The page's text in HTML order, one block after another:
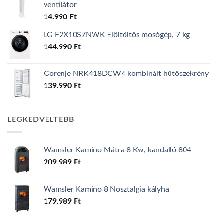
ventilátor
14.990 Ft
LG F2X10S7NWK Elöltöltős mosógép, 7 kg
144.990 Ft
Gorenje NRK418DCW4 kombinált hűtőszekrény
139.990 Ft
LEGKEDVELTEBB
Wamsler Kamino Mátra 8 Kw, kandalló 804
209.989 Ft
Wamsler Kamino 8 Nosztalgia kályha
179.989 Ft